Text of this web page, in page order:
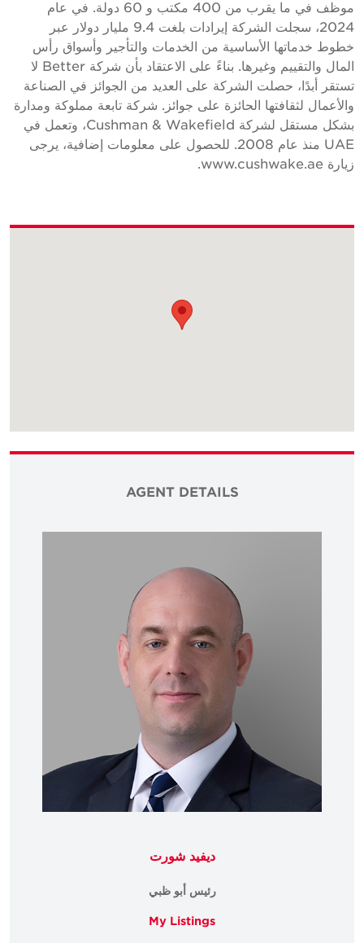
موظف في ما يقرب من 400 مكتب و 60 دولة. في عام
2024، سجلت الشركة إيرادات بلغت 9.4 مليار دولار عبر
خطوط خدماتها الأساسية من الخدمات والتأجير وأسواق رأس
المال والتقييم وغيرها. بناءً على الاعتقاد بأن شركة Better لا
تستقر أبدًا، حصلت الشركة على العديد من الجوائز في الصناعة
والأعمال لثقافتها الحائزة على جوائز. شركة تابعة مملوكة ومدارة
بشكل مستقل لشركة Cushman & Wakefield، وتعمل في
UAE منذ عام 2008. للحصول على معلومات إضافية، يرجى
زيارة www.cushwake.ae.
AGENT DETAILS
ديفيد شورت
رئيس أبو ظبي
My Listings